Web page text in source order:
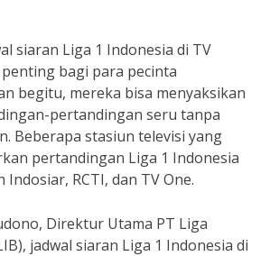
siaran Liga 1 Indonesia di TV
bagi para pecinta
begitu, mereka bisa menyaksikan
pertandingan seru tanpa
Beberapa stasiun televisi yang
pertandingan Liga 1 Indonesia
RCTI, dan TV One.
Direktur Utama PT Liga
jadwal siaran Liga 1 Indonesia di